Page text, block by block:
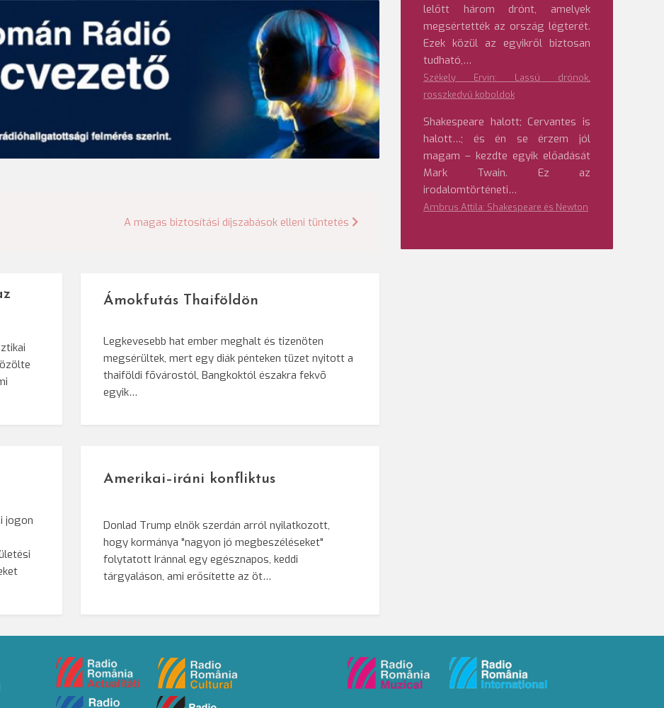
A magas biztosítási díjszabások elleni tüntetés
Ámokfutás Thaiföldön
Legkevesebb hat ember meghalt és tizenöten
megsérültek, mert egy diák pénteken tüzet nyitott a
thaiföldi fõvárostól, Bangkoktól északra fekvõ
egyik…
jogon
Amerikai–iráni konfliktus
Donlad Trump elnök szerdán arról nyilatkozott,
hogy kormánya "nagyon jó megbeszéléseket"
folytatott Iránnal egy egésznapos, keddi
tárgyaláson, ami erősítette az öt…
lelőtt három drónt, amelyek
megsértették az ország légterét.
Ezek közül az egyikről biztosan
tudható,…
Székely Ervin: Lassú drónok,
rosszkedvű koboldok
Shakespeare halott; Cervantes is
halott…; és én se érzem jól
magam – kezdte egyik előadását
Mark Twain. Ez az
irodalomtörténeti…
Ambrus Attila: Shakespeare és Newton